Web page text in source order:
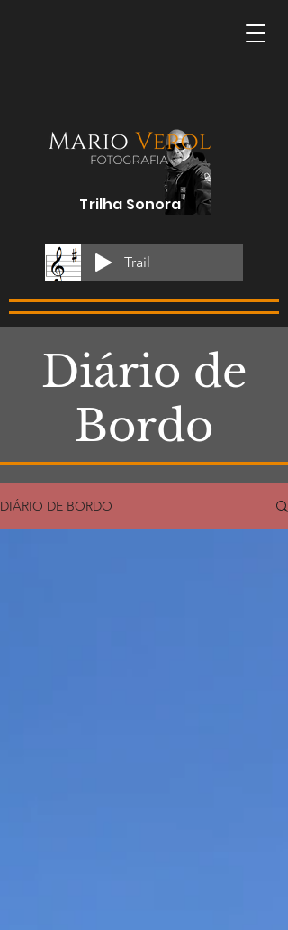
Trilha Sonora
Trail
Diário de
Bordo
DIÁRIO DE BORDO